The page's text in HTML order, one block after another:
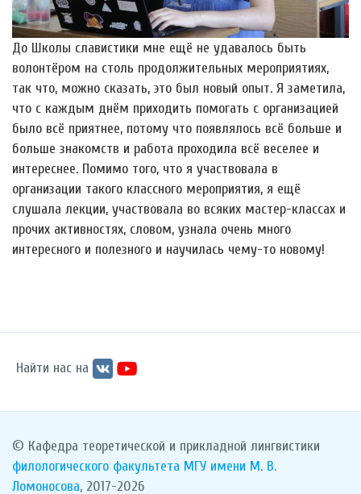
До Школы славистики мне ещё не удавалось быть
волонтёром на столь продолжительных мероприятиях,
так что, можно сказать, это был новый опыт. Я заметила,
что с каждым днём приходить помогать с организацией
было всё приятнее, потому что появлялось всё больше и
больше знакомств и работа проходила всё веселее и
интереснее. Помимо того, что я участвовала в
организации такого классного мероприятия, я ещё
слушала лекции, участвовала во всяких мастер-классах и
прочих активностях, словом, узнала очень много
интересного и полезного и научилась чему-то новому!
Найти нас на
© Кафедра теоретической и прикладной лингвистики
филологического факультета МГУ имени М. В.
Ломоносова, 2017-2026